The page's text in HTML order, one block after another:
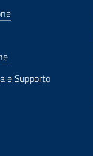
e Supporto